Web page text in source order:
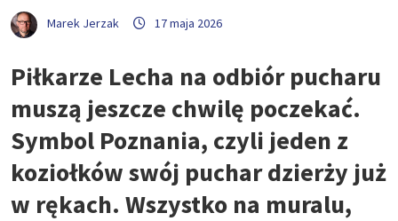
Marek Jerzak 17 maja 2026
Piłkarze Lecha na odbiór pucharu
muszą jeszcze chwilę poczekać.
Symbol Poznania, czyli jeden z
koziołków swój puchar dzierży już
w rękach. Wszystko na muralu,